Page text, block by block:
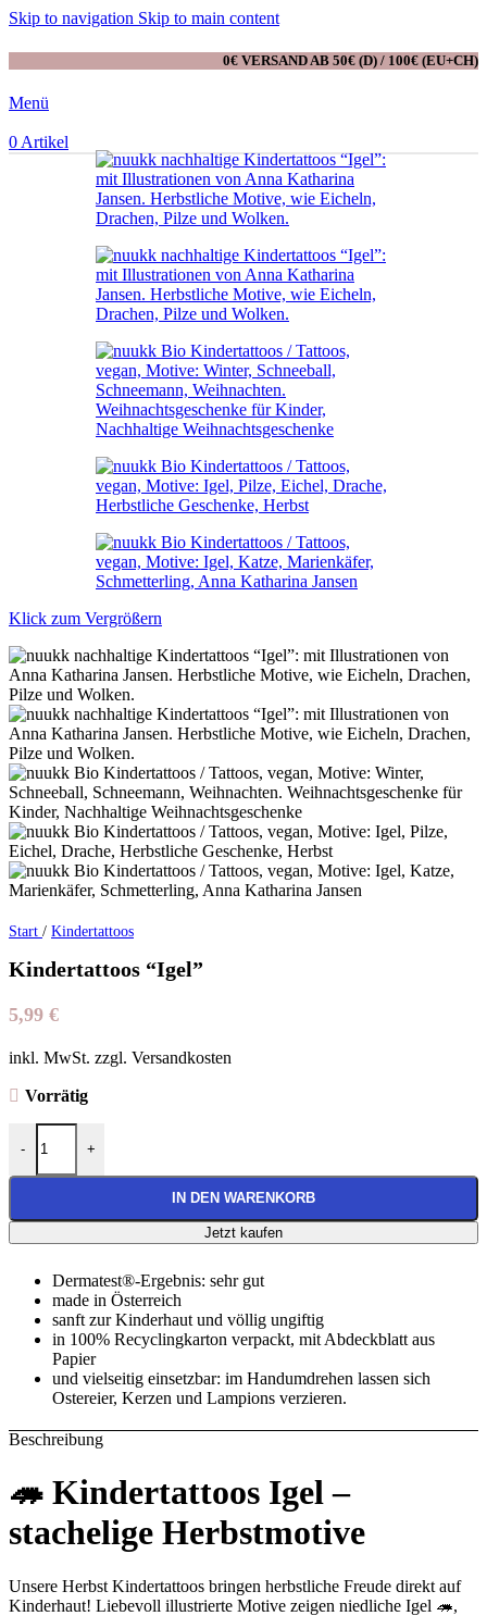
Skip to navigation Skip to main content
0€ VERSAND AB 50€ (D) / 100€ (EU+CH)
Menü
0 Artikel
Klick zum Vergrößern
Start / Kindertattoos
Kindertattoos “Igel”
5,99 €
inkl. MwSt. zzgl. Versandkosten
Vorrätig
-
Kindertattoos “Igel” Menge
+
IN DEN WARENKORB
Jetzt kaufen
Dermatest®-Ergebnis: sehr gut
made in Österreich
sanft zur Kinderhaut und völlig ungiftig
in 100% Recyclingkarton verpackt, mit Abdeckblatt aus
Papier
und vielseitig einsetzbar: im Handumdrehen lassen sich
Ostereier, Kerzen und Lampions verzieren.
Beschreibung
🦔 Kindertattoos Igel –
stachelige Herbstmotive
Unsere Herbst Kindertattoos bringen herbstliche Freude direkt auf
Kinderhaut! Liebevoll illustrierte Motive zeigen niedliche Igel 🦔,